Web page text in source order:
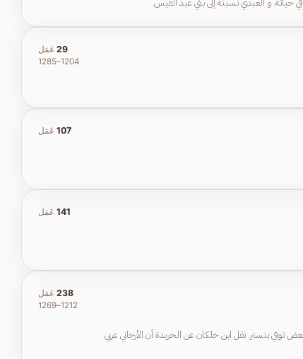
29 عَمَل
1204–1285
107 عَمَل
141 عَمَل
توفي بتستر. نقل ابن خلكان عن الخريدة أن الأرجاني عربي
238 عَمَل
1212–1269